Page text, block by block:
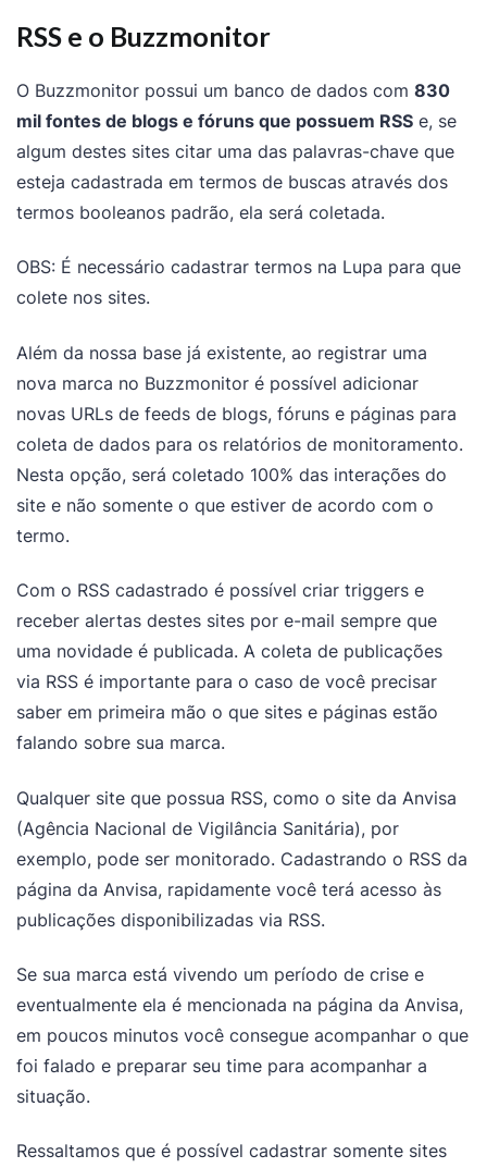
RSS e o Buzzmonitor
O Buzzmonitor possui um banco de dados com 830
mil fontes de blogs e fóruns que possuem RSS e, se
algum destes sites citar uma das palavras-chave que
esteja cadastrada em termos de buscas através dos
termos booleanos padrão, ela será coletada.
OBS: É necessário cadastrar termos na Lupa para que
colete nos sites.
Além da nossa base já existente, ao registrar uma
nova marca no Buzzmonitor é possível adicionar
novas URLs de feeds de blogs, fóruns e páginas para
coleta de dados para os relatórios de monitoramento.
Nesta opção, será coletado 100% das interações do
site e não somente o que estiver de acordo com o
termo.
Com o RSS cadastrado é possível criar triggers e
receber alertas destes sites por e-mail sempre que
uma novidade é publicada. A coleta de publicações
via RSS é importante para o caso de você precisar
saber em primeira mão o que sites e páginas estão
falando sobre sua marca.
Qualquer site que possua RSS, como o site da Anvisa
(Agência Nacional de Vigilância Sanitária), por
exemplo, pode ser monitorado. Cadastrando o RSS da
página da Anvisa, rapidamente você terá acesso às
publicações disponibilizadas via RSS.
Se sua marca está vivendo um período de crise e
eventualmente ela é mencionada na página da Anvisa,
em poucos minutos você consegue acompanhar o que
foi falado e preparar seu time para acompanhar a
situação.
Ressaltamos que é possível cadastrar somente sites